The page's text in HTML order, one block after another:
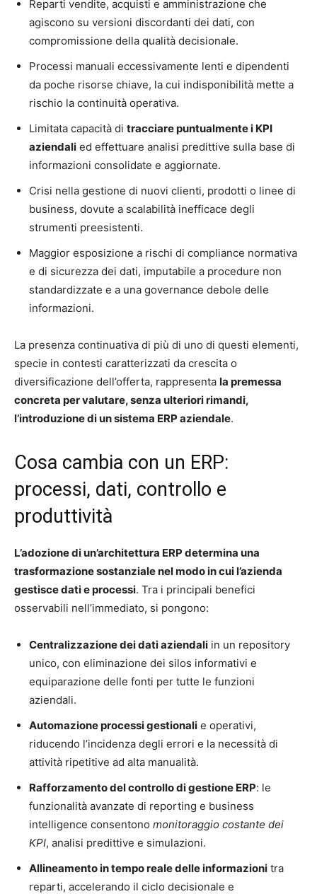
Reparti vendite, acquisti e amministrazione che
agiscono su versioni discordanti dei dati, con
compromissione della qualità decisionale.
Processi manuali eccessivamente lenti e dipendenti
da poche risorse chiave, la cui indisponibilità mette a
rischio la continuità operativa.
Limitata capacità di tracciare puntualmente i KPI
aziendali ed effettuare analisi predittive sulla base di
informazioni consolidate e aggiornate.
Crisi nella gestione di nuovi clienti, prodotti o linee di
business, dovute a scalabilità inefficace degli
strumenti preesistenti.
Maggior esposizione a rischi di compliance normativa
e di sicurezza dei dati, imputabile a procedure non
standardizzate e a una governance debole delle
informazioni.
La presenza continuativa di più di uno di questi elementi,
specie in contesti caratterizzati da crescita o
diversificazione dell’offerta, rappresenta la premessa
concreta per valutare, senza ulteriori rimandi,
l’introduzione di un sistema ERP aziendale.
Cosa cambia con un ERP:
processi, dati, controllo e
produttività
L’adozione di un’architettura ERP determina una
trasformazione sostanziale nel modo in cui l’azienda
gestisce dati e processi. Tra i principali benefici
osservabili nell’immediato, si pongono:
Centralizzazione dei dati aziendali in un repository
unico, con eliminazione dei silos informativi e
equiparazione delle fonti per tutte le funzioni
aziendali.
Automazione processi gestionali e operativi,
riducendo l’incidenza degli errori e la necessità di
attività ripetitive ad alta manualità.
Rafforzamento del controllo di gestione ERP: le
funzionalità avanzate di reporting e business
intelligence consentono monitoraggio costante dei
KPI, analisi predittive e simulazioni.
Allineamento in tempo reale delle informazioni tra
reparti, accelerando il ciclo decisionale e